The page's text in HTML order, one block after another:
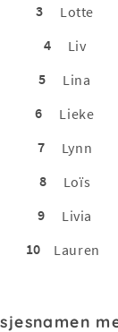
3
Lotte
4
Liv
5
Lina
6
Lieke
7
Lynn
8
Loïs
9
Livia
10
Lauren